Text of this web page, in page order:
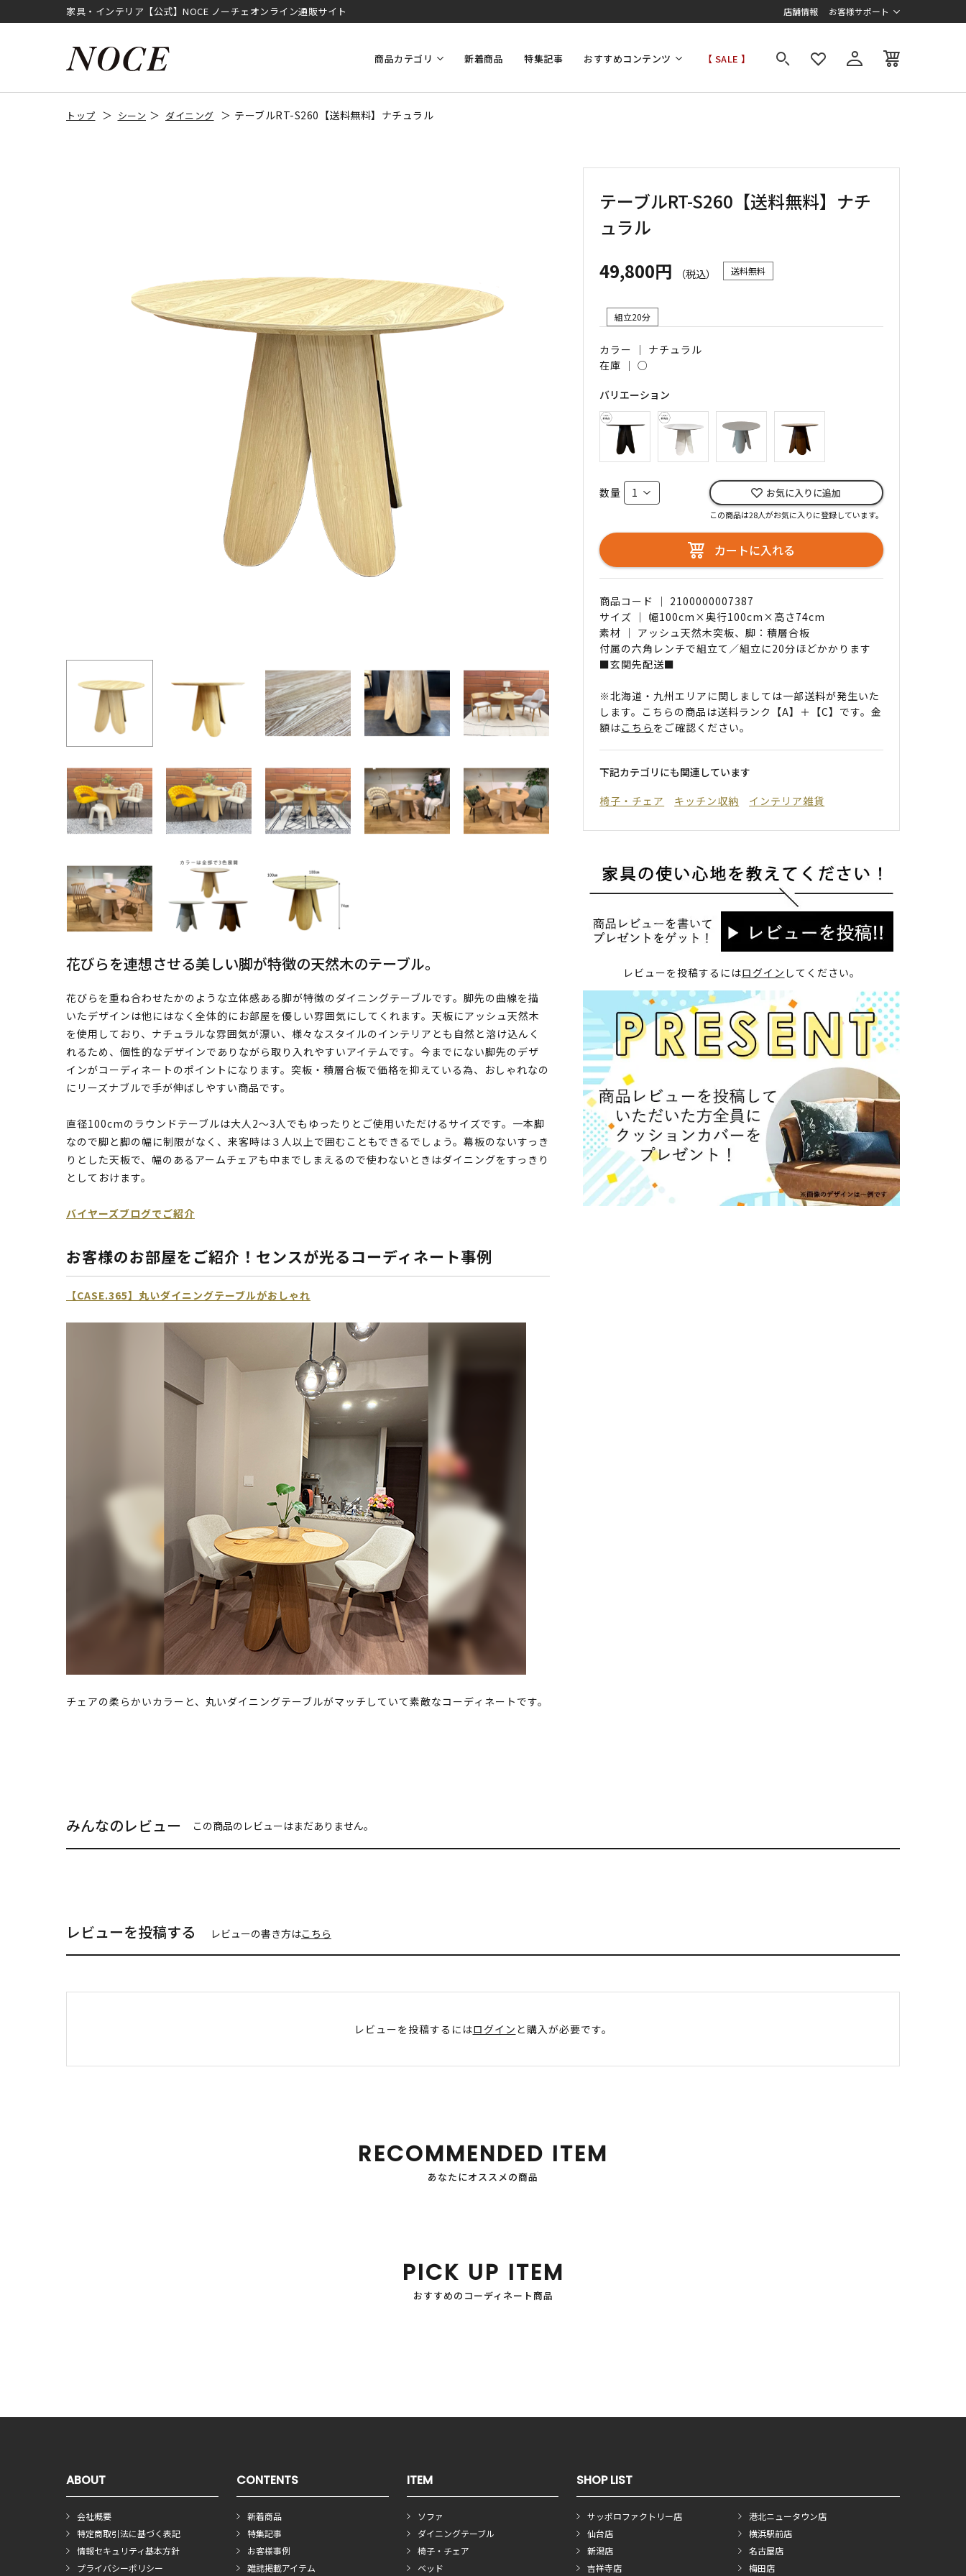
家具・インテリア【公式】NOCE ノーチェオンライン通販サイト 店舗情報 お客様サポート
商品カテゴリ 新着商品 特集記事 おすすめコンテンツ 【 SALE 】
トップ シーン ダイニング テーブルRT-S260【送料無料】ナチュラル
花びらを連想させる美しい脚が特徴の天然木のテーブル。
花びらを重ね合わせたかのような立体感ある脚が特徴のダイニングテーブルです。脚先の曲線を描
いたデザインは他にはなく全体的にお部屋を優しい雰囲気にしてくれます。天板にアッシュ天然木
を使用しており、ナチュラルな雰囲気が漂い、様々なスタイルのインテリアとも自然と溶け込んく
れるため、個性的なデザインでありながら取り入れやすいアイテムです。今までにない脚先のデザ
インがコーディネートのポイントになります。突板・積層合板で価格を抑えている為、おしゃれなの
にリーズナブルで手が伸ばしやすい商品です。
直径100cmのラウンドテーブルは大人2～3人でもゆったりとご使用いただけるサイズです。一本脚
なので脚と脚の幅に制限がなく、来客時は３人以上で囲むこともできるでしょう。幕板のないすっき
りとした天板で、幅のあるアームチェアも中までしまえるので使わないときはダイニングをすっきり
としておけます。
バイヤーズブログでご紹介
お客様のお部屋をご紹介！センスが光るコーディネート事例
【CASE.365】丸いダイニングテーブルがおしゃれ
チェアの柔らかいカラーと、丸いダイニングテーブルがマッチしていて素敵なコーディネートです。
テーブルRT-S260【送料無料】ナチ
ュラル
49,800円
（税込） 送料無料
組立20分
カラー ｜ ナチュラル
在庫 ｜○
バリエーション
数量 お気に入りに追加
この商品は28人がお気に入りに登録しています。
カートに入れる
商品コード ｜ 2100000007387
サイズ ｜ 幅100cm×奥行100cm×高さ74cm
素材 ｜ アッシュ天然木突板、脚：積層合板
付属の六角レンチで組立て／組立に20分ほどかかります
■玄関先配送■
※北海道・九州エリアに関しましては一部送料が発生いた
します。こちらの商品は送料ランク【A】＋【C】です。金
額はこちら をご確認ください。
下記カテゴリにも関連しています
椅子・チェア
キッチン収納 インテリア雑貨
レビューを投稿するにはログイン してください。
みんなのレビュー この商品のレビューはまだありません。
レビューを投稿する レビューの書き方はこちら
レビューを投稿するにはログイン と購入が必要です。
RECOMMENDED ITEM
あなたにオススメの商品
PICK UP ITEM
おすすめのコーディネート商品
ABOUT
会社概要
特定商取引法に基づく表記
情報セキュリティ基本方針
プライバシーポリシー
CONTENTS
新着商品
特集記事
お客様事例
雑誌掲載アイテム
ITEM
ソファ
ダイニングテーブル
椅子・チェア
ベッド
SHOP LIST
サッポロファクトリー店
仙台店
新潟店
吉祥寺店
港北ニュータウン店
横浜駅前店
名古屋店
梅田店